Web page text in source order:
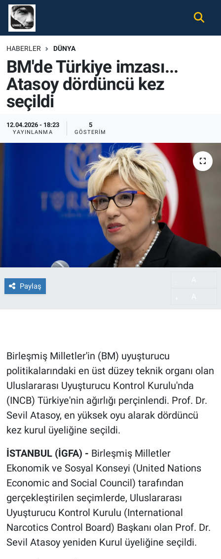
HABERLER DÜNYA
BM'de Türkiye imzası...
Atasoy dördüncü kez
seçildi
12.04.2026 - 18:23
YAYINLANMA
5
GÖSTERIM
Paylaş
Birleşmiş Milletler'in (BM) uyuşturucu
politikalarındaki en üst düzey teknik organı olan
Uluslararası Uyuşturucu Kontrol Kurulu'nda
(INCB) Türkiye'nin ağırlığı perçinlendi. Prof. Dr.
Sevil Atasoy, en yüksek oyu alarak dördüncü
kez kurul üyeliğine seçildi.
İSTANBUL (İGFA) - Birleşmiş Milletler
Ekonomik ve Sosyal Konseyi (United Nations
Economic and Social Council) tarafından
gerçekleştirilen seçimlerde, Uluslararası
Uyuşturucu Kontrol Kurulu (International
Narcotics Control Board) Başkanı olan Prof. Dr.
Sevil Atasoy yeniden Kurul üyeliğine seçildi.
Gündem
Ekonomi
Spor
Magazin
Tüm Haberler
Nöbetçi Eczaneler
Hava Durumu
Namaz Vakitleri
Trafik Durumu
Süper Lig Puan Durumu ve Fikstür
Tüm Manşetler
Son Dakika Haberleri
Haber Arşivi